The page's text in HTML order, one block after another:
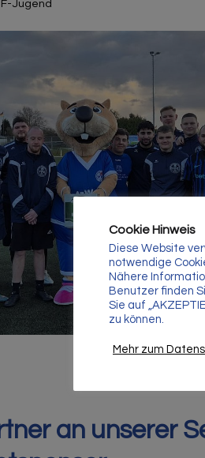
F-Jugend
an unserer
Cookie Hinweis
Diese Website
notwendige
Nähere
Benutzer finden
Sie auf
zu können.
Mehr zum